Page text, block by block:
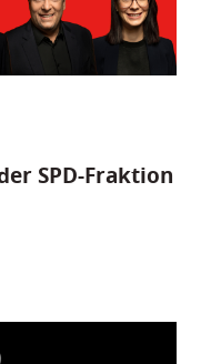
SPD-Fraktion